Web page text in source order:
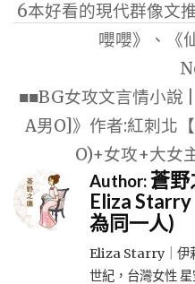
導
6本好看的現代群像文
嚶嚶》、《
■■BG女攻文言情小說
A男O]》作者:紅刺北
O)+女攻+大女
Author:蒼野
Eliza
為同一人)
Eliza Starry｜伊
世紀，台灣女性